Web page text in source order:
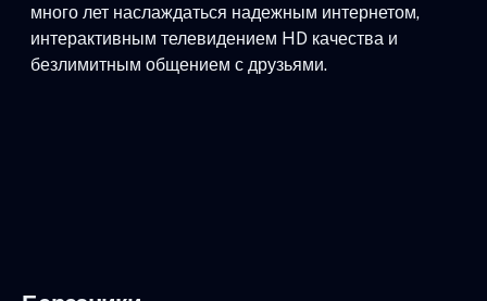
много лет наслаждаться надежным интернетом,
интерактивным телевидением HD качества и
безлимитным общением с друзьями.